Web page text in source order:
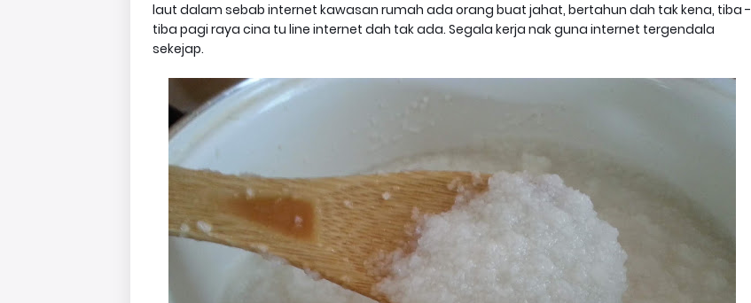
laut dalam sebab internet kawasan rumah ada orang buat jahat, bertahun dah tak kena, tiba -
tiba pagi raya cina tu line internet dah tak ada. Segala kerja nak guna internet tergendala
sekejap.